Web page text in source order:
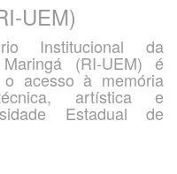
UEM)
Institucional da
(RI-UEM) é
acesso à memória
artística e
Estadual de